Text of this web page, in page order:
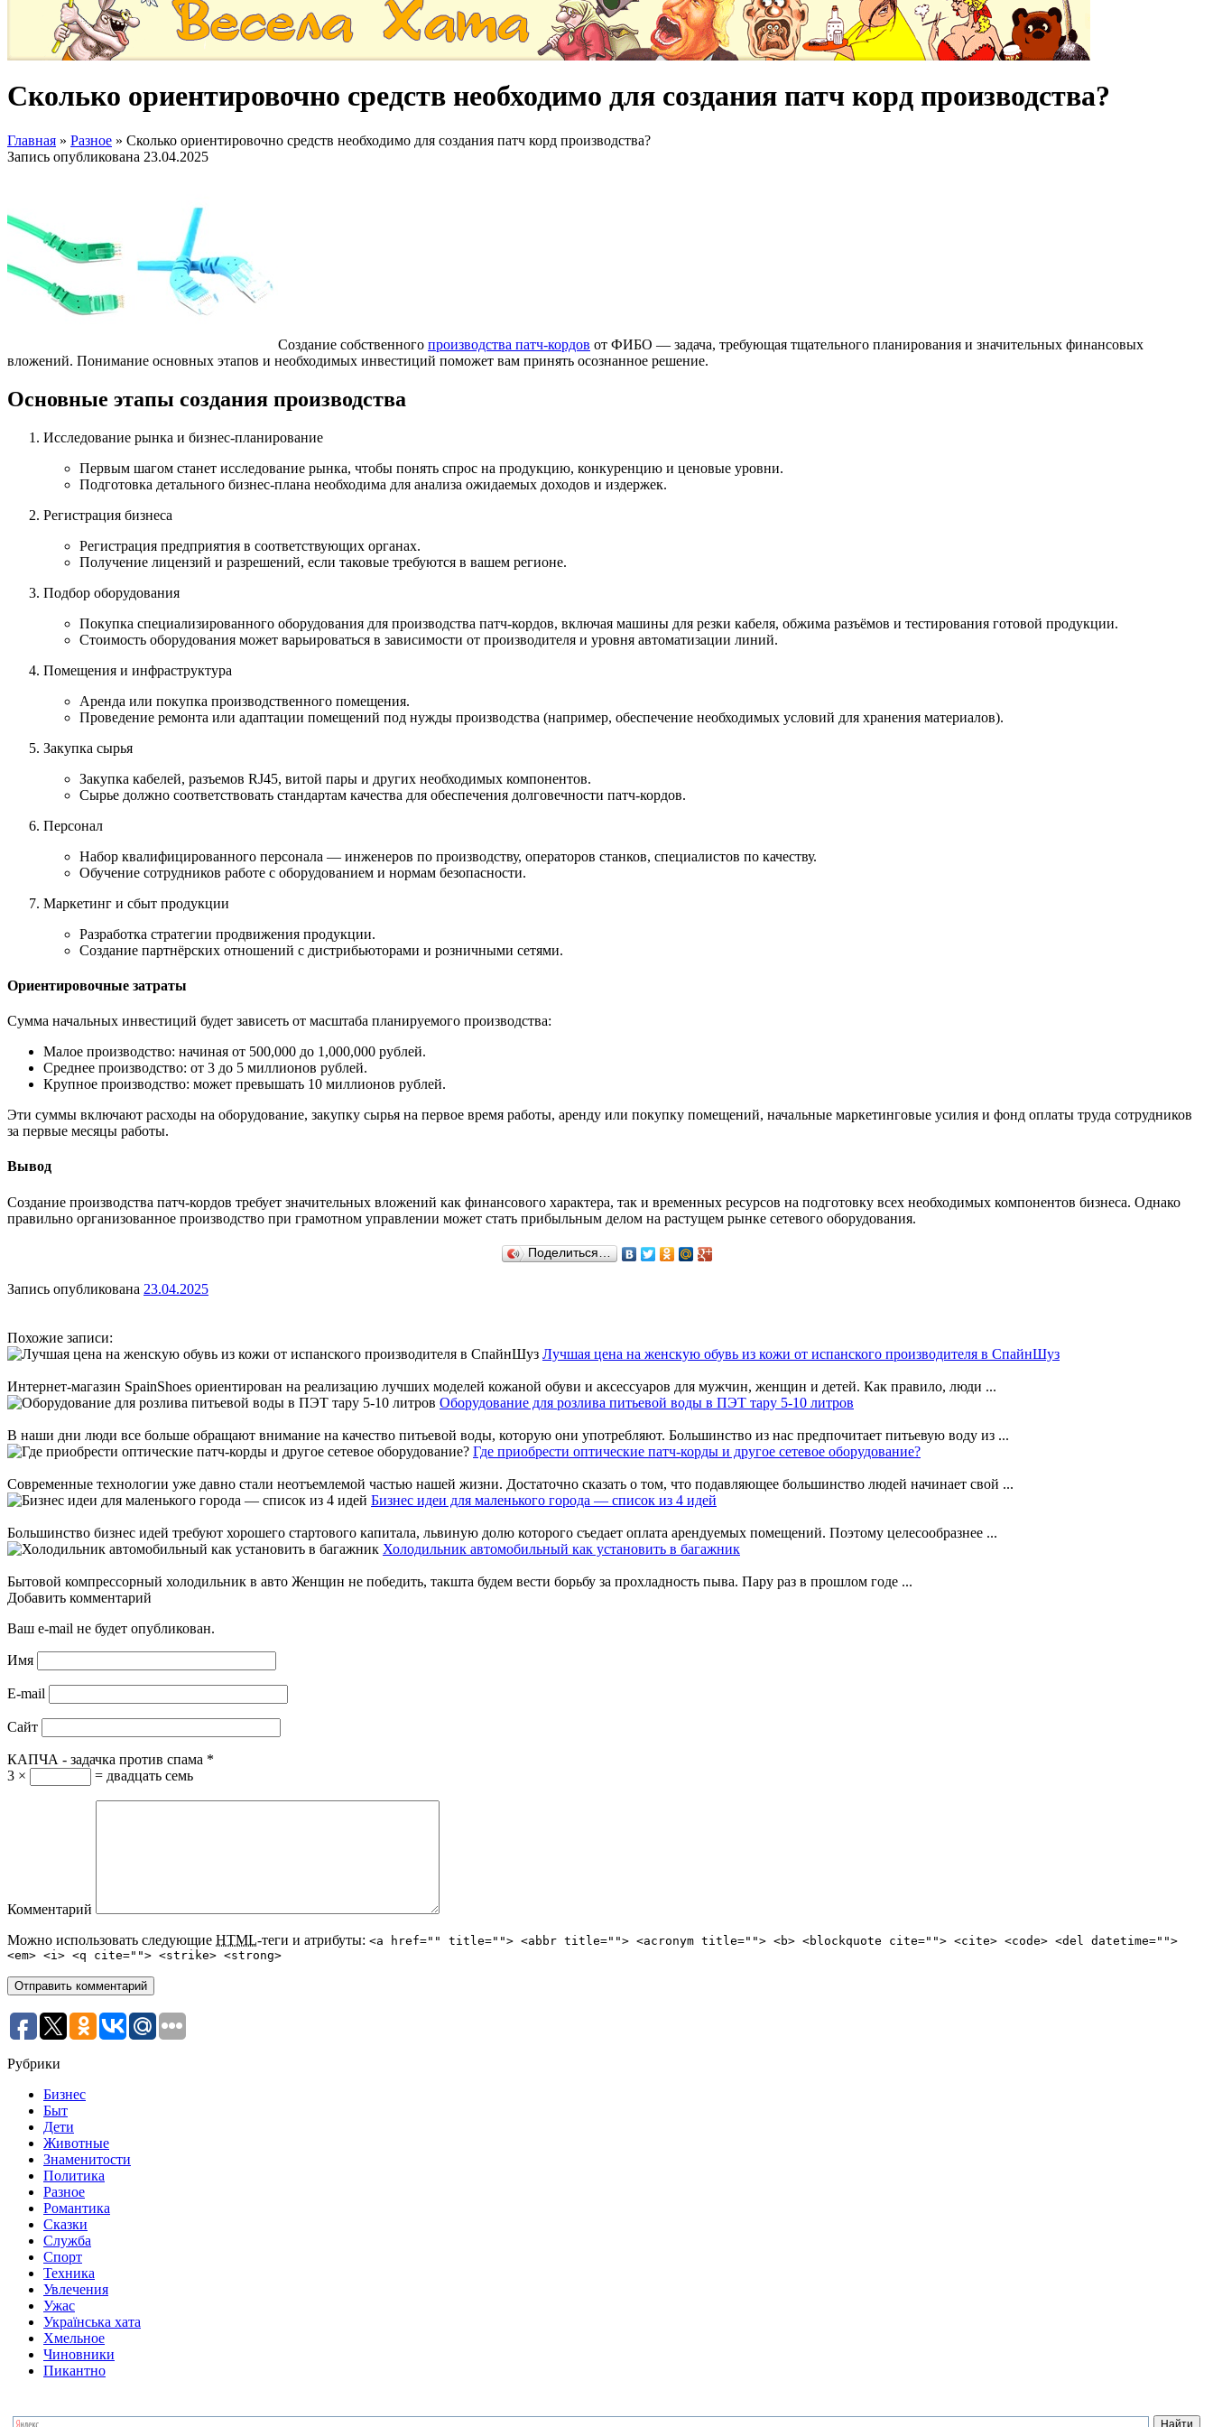
Сколько ориентировочно средств необходимо для создания патч корд производства?
Главная » Разное » Сколько ориентировочно средств необходимо для создания патч корд производства?
Запись опубликована 23.04.2025
Создание собственного производства патч-кордов от ФИБО — задача, требующая тщательного планирования и значительных финансовых
вложений. Понимание основных этапов и необходимых инвестиций поможет вам принять осознанное решение.
Основные этапы создания производства
Исследование рынка и бизнес-планирование
Первым шагом станет исследование рынка, чтобы понять спрос на продукцию, конкуренцию и ценовые уровни.
Подготовка детального бизнес-плана необходима для анализа ожидаемых доходов и издержек.
Регистрация бизнеса
Регистрация предприятия в соответствующих органах.
Получение лицензий и разрешений, если таковые требуются в вашем регионе.
Подбор оборудования
Покупка специализированного оборудования для производства патч-кордов, включая машины для резки кабеля, обжима разъёмов и тестирования готовой продукции.
Стоимость оборудования может варьироваться в зависимости от производителя и уровня автоматизации линий.
Помещения и инфраструктура
Аренда или покупка производственного помещения.
Проведение ремонта или адаптации помещений под нужды производства (например, обеспечение необходимых условий для хранения материалов).
Закупка сырья
Закупка кабелей, разъемов RJ45, витой пары и других необходимых компонентов.
Сырье должно соответствовать стандартам качества для обеспечения долговечности патч-кордов.
Персонал
Набор квалифицированного персонала — инженеров по производству, операторов станков, специалистов по качеству.
Обучение сотрудников работе с оборудованием и нормам безопасности.
Маркетинг и сбыт продукции
Разработка стратегии продвижения продукции.
Создание партнёрских отношений с дистрибьюторами и розничными сетями.
Ориентировочные затраты
Сумма начальных инвестиций будет зависеть от масштаба планируемого производства:
Малое производство: начиная от 500,000 до 1,000,000 рублей.
Среднее производство: от 3 до 5 миллионов рублей.
Крупное производство: может превышать 10 миллионов рублей.
Эти суммы включают расходы на оборудование, закупку сырья на первое время работы, аренду или покупку помещений, начальные маркетинговые усилия и фонд оплаты труда сотрудников
за первые месяцы работы.
Вывод
Создание производства патч-кордов требует значительных вложений как финансового характера, так и временных ресурсов на подготовку всех необходимых компонентов бизнеса. Однако
правильно организованное производство при грамотном управлении может стать прибыльным делом на растущем рынке сетевого оборудования.
Поделиться…
Запись опубликована 23.04.2025
Похожие записи:
Лучшая цена на женскую обувь из кожи от испанского производителя в СпайнШуз
Интернет-магазин SpainShoes ориентирован на реализацию лучших моделей кожаной обуви и аксессуаров для мужчин, женщин и детей. Как правило, люди ...
Оборудование для розлива питьевой воды в ПЭТ тару 5-10 литров
В наши дни люди все больше обращают внимание на качество питьевой воды, которую они употребляют. Большинство из нас предпочитает питьевую воду из ...
Где приобрести оптические патч-корды и другое сетевое оборудование?
Современные технологии уже давно стали неотъемлемой частью нашей жизни. Достаточно сказать о том, что подавляющее большинство людей начинает свой ...
Бизнес идеи для маленького города — список из 4 идей
Большинство бизнес идей требуют хорошего стартового капитала, львиную долю которого съедает оплата арендуемых помещений. Поэтому целесообразнее ...
Холодильник автомобильный как установить в багажник
Бытовой компрессорный холодильник в авто Женщин не победить, такшта будем вести борьбу за прохладность пыва. Пару раз в прошлом годе ...
Добавить комментарий
Ваш e-mail не будет опубликован.
Имя
E-mail
Сайт
КАПЧА - задачка против спама *
3 ×
= двадцать семь
Комментарий
Можно использовать следующие HTML-теги и атрибуты: <a href="" title=""> <abbr title=""> <acronym title=""> <b> <blockquote cite=""> <cite> <code> <del datetime="">
<em> <i> <q cite=""> <strike> <strong>
Рубрики
Бизнес
Быт
Дети
Животные
Знаменитости
Политика
Разное
Романтика
Сказки
Служба
Спорт
Техника
Увлечения
Ужас
Українська хата
Хмельное
Чиновники
Пикантно